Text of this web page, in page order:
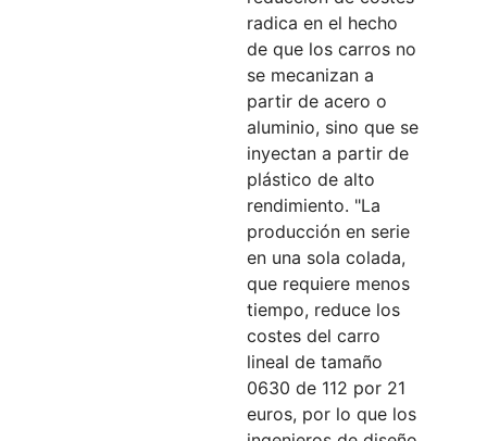
radica en el hecho
de que los carros no
se mecanizan a
partir de acero o
aluminio, sino que se
inyectan a partir de
plástico de alto
rendimiento. "La
producción en serie
en una sola colada,
que requiere menos
tiempo, reduce los
costes del carro
lineal de tamaño
0630 de 112 por 21
euros, por lo que los